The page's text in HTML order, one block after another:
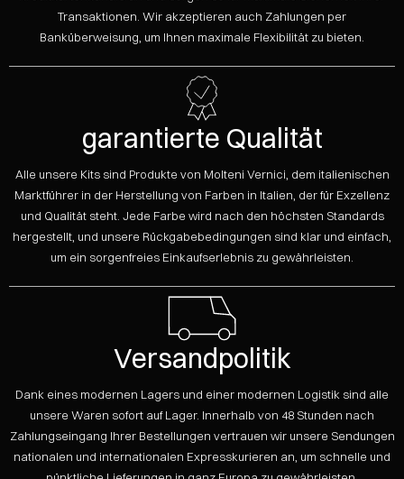
Transaktionen. Wir akzeptieren auch Zahlungen per
Banküberweisung, um Ihnen maximale Flexibilität zu bieten.
garantierte Qualität
Alle unsere Kits sind Produkte von Molteni Vernici, dem italienischen
Marktführer in der Herstellung von Farben in Italien, der für Exzellenz
und Qualität steht. Jede Farbe wird nach den höchsten Standards
hergestellt, und unsere Rückgabebedingungen sind klar und einfach,
um ein sorgenfreies Einkaufserlebnis zu gewährleisten.
Versandpolitik
Dank eines modernen Lagers und einer modernen Logistik sind alle
unsere Waren sofort auf Lager. Innerhalb von 48 Stunden nach
Zahlungseingang Ihrer Bestellungen vertrauen wir unsere Sendungen
nationalen und internationalen Expresskurieren an, um schnelle und